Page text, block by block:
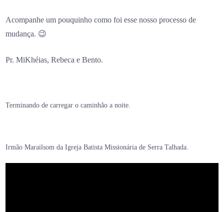
Acompanhe um pouquinho como foi esse nosso processo de
mudança. 😉
Pr. MiKhéias, Rebeca e Bento.
Terminando de carregar o caminhão a noite.
Irmão Marailsom da Igreja Batista Missionária de Serra Talhada.